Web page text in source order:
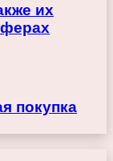
их
покупка